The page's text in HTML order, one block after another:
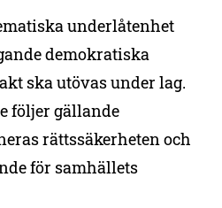
underlåtenhet
demokratiska
ska utövas under lag.
följer gällande
rättssäkerheten och
för samhällets